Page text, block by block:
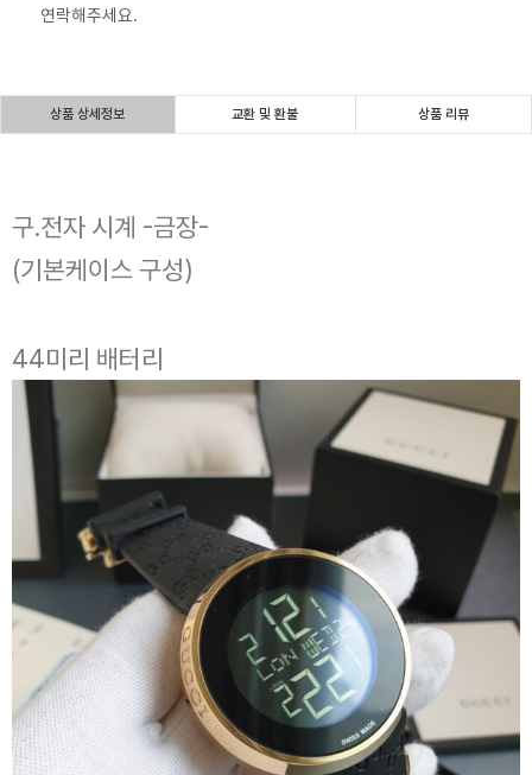
연락해주세요.
상품 상세정보 교환 및 환불 상품 리뷰
구.전자 시계 -금장-
(기본케이스 구성)
44미리 배터리